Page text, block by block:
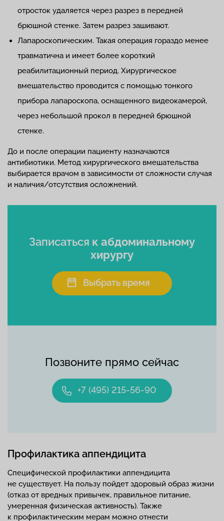
отросток удаляется через разрез в передней
брюшной стенке. Затем разрез зашивают.
Лапароскопическим. Такая операция гораздо менее
травматична и имеет более короткий
реабилитационный период. Хирургическое
вмешательство проводится с помощью тонкого
прибора лапароскопа, оснащенного видеокамерой,
через небольшой прокол в передней брюшной
стенке.
До и после операции пациенту назначаются
антибиотики. Метод хирургического вмешательства
выбирается врачом в зависимости от сложности случая
и наличия/отсутствия осложнений.
Позвоните прямо сейчас
+7 (495) 215-56-90
Записаться к абдоминальному
хирургу
Выбрать время
Профилактика аппендицита
Специфической профилактики аппендицита
не существует. На пользу пойдет здоровый образ жизни
(отказ от вредных привычек, правильное питание,
умеренная физическая активность). Также
к профилактическим мерам можно отнести